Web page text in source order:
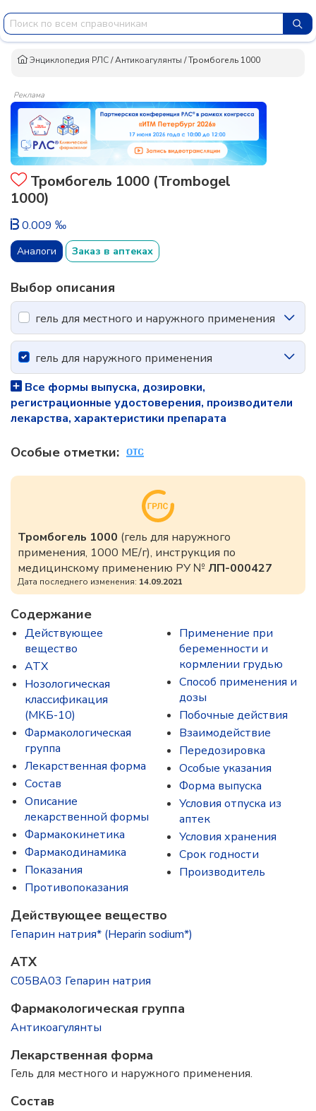
Энциклопедия РЛС/Антикоагулянты /Тромбогель 1000
Реклама
Тромбогель 1000 (Trombogel
1000)
0.009 ‰
Аналоги Заказ в аптеках
Выбор описания
гель для местного и наружного применения
гель для наружного применения
Все формы выпуска, дозировки,
регистрационные удостоверения, производители
лекарства, характеристики препарата
Особые отметки:
Тромбогель 1000 (гель для наружного
применения, 1000 МЕ/г), инструкция по
медицинскому применению РУ № ЛП-000427
Дата последнего изменения: 14.09.2021
Содержание
Действующее
вещество
ATX
Нозологическая
классификация
(МКБ-10)
Фармакологическая
группа
Лекарственная форма
Состав
Описание
лекарственной формы
Фармакокинетика
Фармакодинамика
Показания
Противопоказания
Применение при
беременности и
кормлении грудью
Способ применения и
дозы
Побочные действия
Взаимодействие
Передозировка
Особые указания
Форма выпуска
Условия отпуска из
аптек
Условия хранения
Срок годности
Производитель
Действующее вещество
Гепарин натрия* (Heparin sodium*)
ATX
C05BA03 Гепарин натрия
Фармакологическая группа
Антикоагулянты
Лекарственная форма
Гель для местного и наружного применения.
Состав